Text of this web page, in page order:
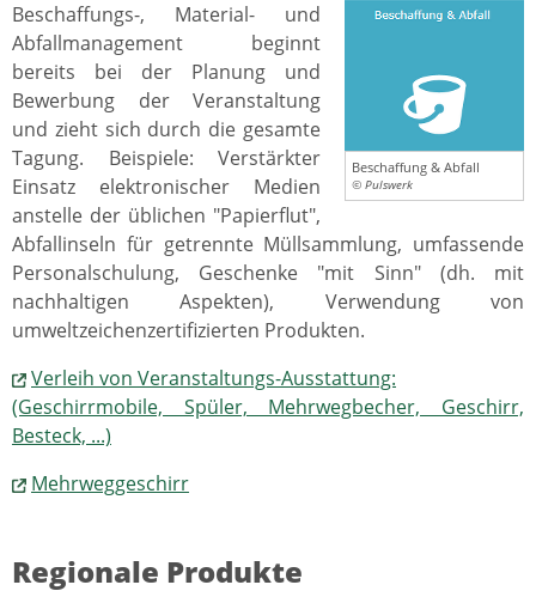
Beschaffung & Abfall
© Pulswerk
Beschaffungs-, Material- und
Abfallmanagement beginnt
bereits bei der Planung und
Bewerbung der Veranstaltung
und zieht sich durch die gesamte
Tagung. Beispiele: Verstärkter
Einsatz elektronischer Medien
anstelle der üblichen "Papierflut",
Abfallinseln für getrennte Müllsammlung, umfassende
Personalschulung, Geschenke "mit Sinn" (dh. mit
nachhaltigen Aspekten), Verwendung von
umweltzeichenzertifizierten Produkten.
Verleih von Veranstaltungs-Ausstattung:
(Geschirrmobile, Spüler, Mehrwegbecher, Geschirr,
Besteck, ...)
Mehrweggeschirr
Regionale Produkte